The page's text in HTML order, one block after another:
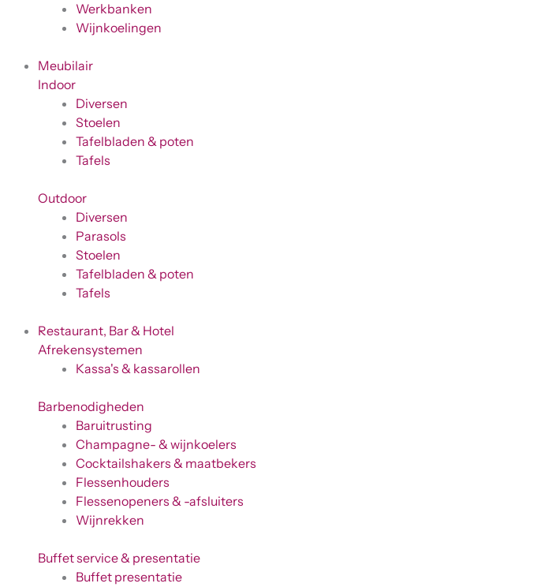
Werkbanken
Wijnkoelingen
Meubilair
Indoor
Diversen
Stoelen
Tafelbladen & poten
Tafels
Outdoor
Diversen
Parasols
Stoelen
Tafelbladen & poten
Tafels
Restaurant, Bar & Hotel
Afrekensystemen
Kassa's & kassarollen
Barbenodigheden
Baruitrusting
Champagne- & wijnkoelers
Cocktailshakers & maatbekers
Flessenhouders
Flessenopeners & -afsluiters
Wijnrekken
Buffet service & presentatie
Buffet presentatie